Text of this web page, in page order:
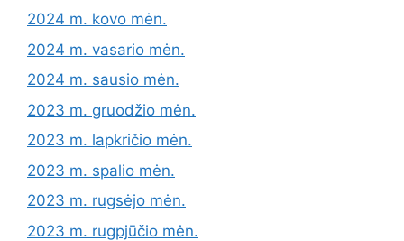
2024 m. kovo mėn.
2024 m. vasario mėn.
2024 m. sausio mėn.
2023 m. gruodžio mėn.
2023 m. lapkričio mėn.
2023 m. spalio mėn.
2023 m. rugsėjo mėn.
2023 m. rugpjūčio mėn.